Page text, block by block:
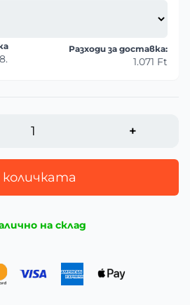
Разходи за доставка:
1.071 Ft
+
количката
на склад